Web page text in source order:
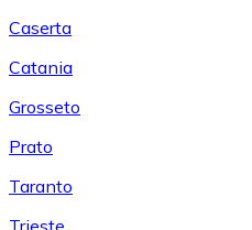
Caserta
Catania
Grosseto
Prato
Taranto
Trieste